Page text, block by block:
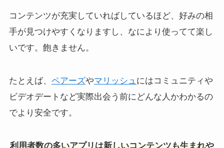
コンテンツが充実していればしているほど、好みの相
手が見つけやすくなりますし、なにより使ってて楽し
いです。飽きません。
たとえば、 ペアーズやマリッシュにはコミュニティや
ビデオデートなど実際出会う前にどんな人かわかるの
でより安全です。
利用者数の多いアプリは新しいコンテンツも生まれや